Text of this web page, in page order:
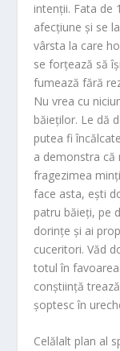
intenții. Fata de
afecțiune și se
vârsta la care
se forțează să
fumează fără
Nu vrea cu
băieților. Le dă
putea fi
a demonstra că
fragezimea
face asta, ești
patru băieți, pe
dorințe și ai
cuceritori. Văd
totul în
conștiință
șoptesc în
Celălalt plan al